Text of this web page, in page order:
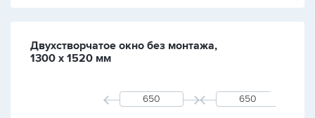
Двухстворчатое окно без монтажа,
1300 х 1520 мм